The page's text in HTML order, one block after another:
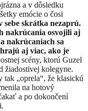
a v dôsledku
emócie o čosi
sebe skrátka nezaprú.
nakrúcania osvojili aj
nakrúcaniach sa
aj viac, ako je
scény, ktorú Guzel
žiadostivej kolegyne.
„oprela“, že klasickú
na hotový
a po dokončení